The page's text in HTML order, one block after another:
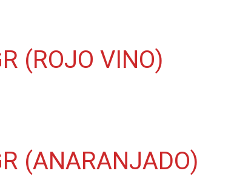
(ROJO VINO)
(ANARANJADO)